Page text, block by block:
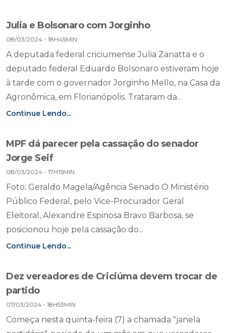
Julia e Bolsonaro com Jorginho
08/03/2024 - 18H45MIN
A deputada federal criciumense Julia Zanatta e o
deputado federal Eduardo Bolsonaro estiveram hoje
à tarde com o governador Jorginho Mello, na Casa da
Agronômica, em Florianópolis. Trataram da...
Continue Lendo...
MPF dá parecer pela cassação do senador
Jorge Seif
08/03/2024 - 17H15MIN
Foto: Geraldo Magela/Agência Senado O Ministério
Público Federal, pelo Vice-Procurador Geral
Eleitoral, Alexandre Espinosa Bravo Barbosa, se
posicionou hoje pela cassação do...
Continue Lendo...
Dez vereadores de Criciúma devem trocar de
partido
07/03/2024 - 18H53MIN
Começa nesta quinta-feira (7) a chamada "janela